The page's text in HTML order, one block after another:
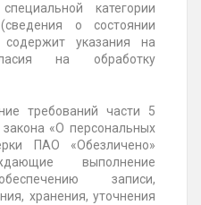
категории
о состоянии
указания на
на обработку
требований части 5
«О персональных
ПАО «Обезличено»
выполнение
записи,
хранения, уточнения